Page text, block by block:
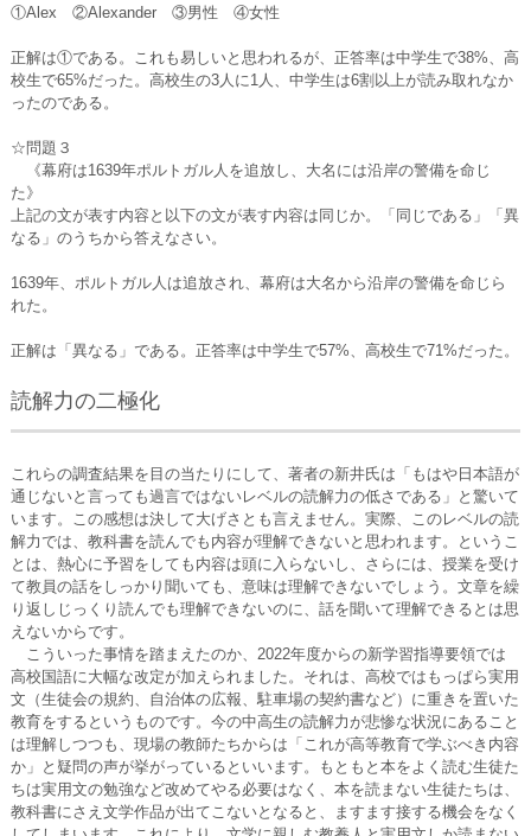
①Alex ②Alexander ③男性 ④女性
正解は①である。これも易しいと思われるが、正答率は中学生で38%、高
校生で65%だった。高校生の3人に1人、中学生は6割以上が読み取れなか
ったのである。
☆問題３
《幕府は1639年ポルトガル人を追放し、大名には沿岸の警備を命じ
た》
上記の文が表す内容と以下の文が表す内容は同じか。「同じである」「異
なる」のうちから答えなさい。
1639年、ポルトガル人は追放され、幕府は大名から沿岸の警備を命じら
れた。
正解は「異なる」である。正答率は中学生で57%、高校生で71%だった。
読解力の二極化
これらの調査結果を目の当たりにして、著者の新井氏は「もはや日本語が
通じないと言っても過言ではないレベルの読解力の低さである」と驚いて
います。この感想は決して大げさとも言えません。実際、このレベルの読
解力では、教科書を読んでも内容が理解できないと思われます。というこ
とは、熱心に予習をしても内容は頭に入らないし、さらには、授業を受け
て教員の話をしっかり聞いても、意味は理解できないでしょう。文章を繰
り返しじっくり読んでも理解できないのに、話を聞いて理解できるとは思
えないからです。
こういった事情を踏まえたのか、2022年度からの新学習指導要領では
高校国語に大幅な改定が加えられました。それは、高校ではもっぱら実用
文（生徒会の規約、自治体の広報、駐車場の契約書など）に重きを置いた
教育をするというものです。今の中高生の読解力が悲惨な状況にあること
は理解しつつも、現場の教師たちからは「これが高等教育で学ぶべき内容
か」と疑問の声が挙がっているといいます。もともと本をよく読む生徒た
ちは実用文の勉強など改めてやる必要はなく、本を読まない生徒たちは、
教科書にさえ文学作品が出てこないとなると、ますます接する機会をなく